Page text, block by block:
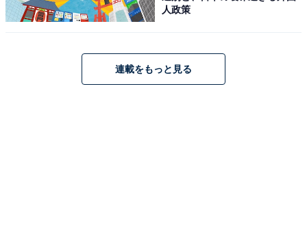
人政策
連載をもっと見る